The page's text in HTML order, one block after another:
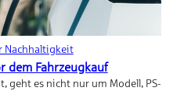
Nachhaltigkeit
dem Fahrzeugkauf
geht es nicht nur um Modell, PS-